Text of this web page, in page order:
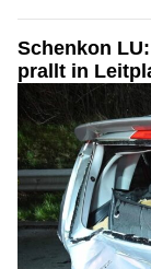
Schenkon
prallt in